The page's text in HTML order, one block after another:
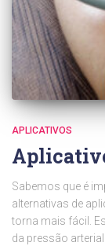
APLICATIVOS
Sabemos que é
alternativas de
torna mais fácil.
da pressão